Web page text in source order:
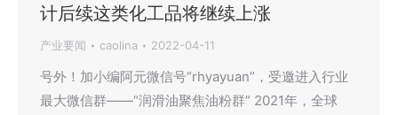
计后续这类化工品将继续上涨
产业要闻 caolina 2022-04-11
号外！加小编阿元微信号“rhyayuan”，受邀进入行业
最大微信群——“润滑油聚焦油粉群” 2021年，全球